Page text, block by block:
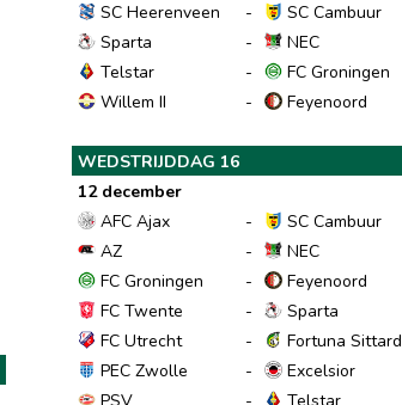
SC Heerenveen
-
SC Cambuur
Sparta
-
NEC
Telstar
-
FC Groningen
Willem II
- Feyenoord
WEDSTRIJDDAG 16
12 december
AFC Ajax
-
SC Cambuur
AZ
-
NEC
FC Groningen
-
Feyenoord
FC Twente
-
Sparta
FC Utrecht
-
Fortuna Sittard
PEC Zwolle
-
Excelsior